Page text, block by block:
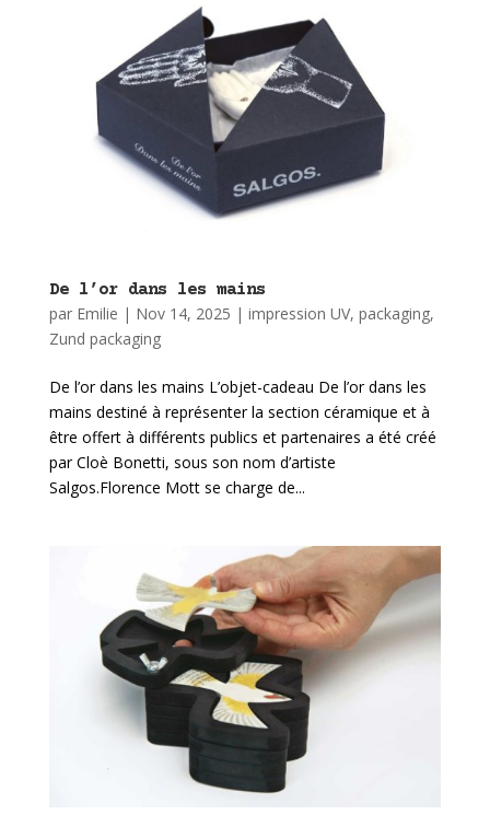
De l’or dans les mains
par Emilie | Nov 14, 2025 | impression UV, packaging,
Zund packaging
De l’or dans les mains L’objet-cadeau De l’or dans les
mains destiné à représenter la section céramique et à
être offert à différents publics et partenaires a été créé
par Cloè Bonetti, sous son nom d’artiste
Salgos.Florence Mott se charge de...